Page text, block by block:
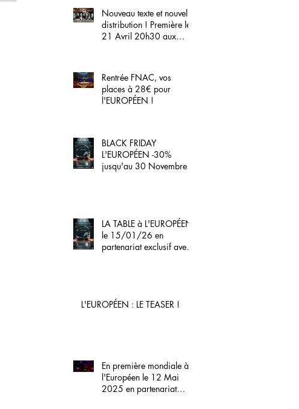
Nouveau texte et nouvelle
distribution ! Première le
21 Avril 20h30 aux
Rentrée FNAC, vos
places à 28€ pour
l'EUROPÉEN !
BLACK FRIDAY
L'EUROPÉEN -30%
jusqu'au 30 Novembre
LA TABLE à L'EUROPÉEN
le 15/01/26 en
partenariat exclusif avec
L'EUROPÉEN : LE TEASER !
En première mondiale à
l'Européen le 12 Mai
2025 en partenariat